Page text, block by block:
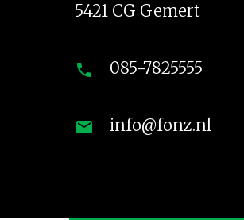
5421 CG Gemert
phone 085-7825555
mail info@fonz.nl